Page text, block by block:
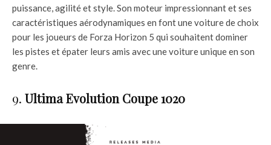
puissance, agilité et style. Son moteur impressionnant et ses
caractéristiques aérodynamiques en font une voiture de choix
pour les joueurs de Forza Horizon 5 qui souhaitent dominer
les pistes et épater leurs amis avec une voiture unique en son
genre.
9. Ultima Evolution Coupe 1020